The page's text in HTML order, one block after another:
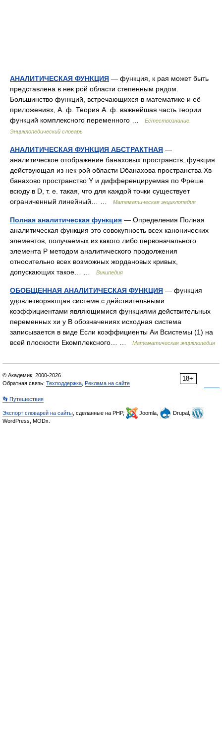
АНАЛИТИЧЕСКАЯ ФУНКЦИЯ — функция, к рая может быть
представлена в нек рой области степенным рядом.
Большинство функций, встречающихся в математике и её
приложениях, А. ф. Теория А. ф. важнейшая часть теории
функций комплексного переменного …
Естествознание.
Энциклопедический словарь
АНАЛИТИЧЕСКАЯ ФУНКЦИЯ АБСТРАКТНАЯ —
аналитическое отображение банаховых пространств, функция
действующая из нек рой области Dбанахова пространства Xв
банахово пространство Y и дифференцируемая по Фреше
всюду в D, т. е. такая, что для каждой точки существует
ограниченный линейный… …
Математическая энциклопедия
Полная аналитическая функция — Определения Полная
аналитическая функция это совокупность всех канонических
элементов, получаемых из какого либо первоначального
элемента P методом аналитического продолжения
относительно всех возможных жордановых кривых,
допускающих такое… …
Википедия
ОБОБЩЕННАЯ АНАЛИТИЧЕСКАЯ ФУНКЦИЯ — функция
удовлетворяющая системе с действительными
коэффициентами являющимися функциями действительных
переменных хи у В обозначениях исходная система
записывается в виде Если коэффициенты Аи Всистемы (1) на
всей плоскости Екомплексного… …
Математическая энциклопедия
18+
© Академик, 2000-2026
Обратная связь: Техподдержка Реклама на сайте
👣 Путешествия
Экспорт словарей на сайты , сделанные на PHP, Joomla,
Drupal,
WordPress, MODx.